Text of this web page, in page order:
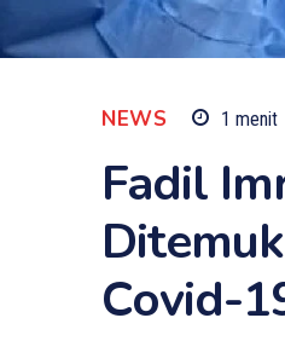
NEWS 1 menit
Fadil
Covid-